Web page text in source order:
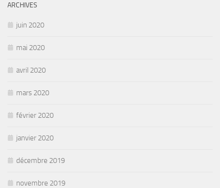
ARCHIVES
juin 2020
mai 2020
avril 2020
mars 2020
février 2020
janvier 2020
décembre 2019
novembre 2019